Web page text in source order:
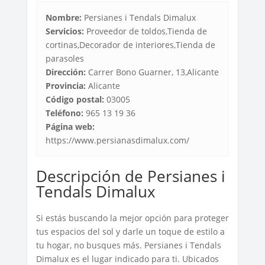
Nombre: Persianes i Tendals Dimalux
Servicios: Proveedor de toldos,Tienda de
cortinas,Decorador de interiores,Tienda de
parasoles
Dirección: Carrer Bono Guarner, 13,Alicante
Provincia: Alicante
Código postal: 03005
Teléfono: 965 13 19 36
Página web:
https://www.persianasdimalux.com/
Descripción de Persianes i
Tendals Dimalux
Si estás buscando la mejor opción para proteger
tus espacios del sol y darle un toque de estilo a
tu hogar, no busques más. Persianes i Tendals
Dimalux es el lugar indicado para ti. Ubicados